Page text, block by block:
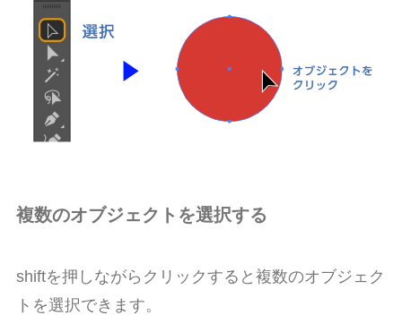
複数のオブジェクトを選択する
shiftを押しながらクリックすると複数のオブジェク
トを選択できます。